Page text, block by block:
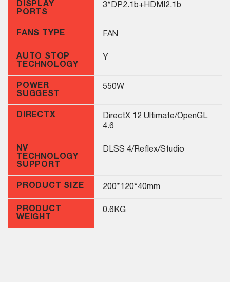
DISPLAY
PORTS
3*DP2.1b+HDMI2.1b
FANS TYPE FAN
AUTO STOP
TECHNOLOGY
Y
POWER
SUGGEST
550W
DIRECTX
DirectX 12 Ultimate/OpenGL
4.6
NV
TECHNOLOGY
SUPPORT
DLSS 4/Reflex/Studio
PRODUCT SIZE 200*120*40mm
PRODUCT
WEIGHT
0.6KG